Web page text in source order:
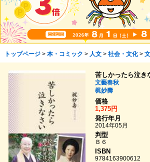
トップページ> 本・コミック > 人文> 社会・文化>
苦しかったら泣き
文藝春秋
梶妙壽
価格
1,375円
発行年月
2014年05月
判型
Ｂ６
ISBN
9784163900612